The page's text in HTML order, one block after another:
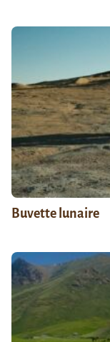
Buvette lunaire